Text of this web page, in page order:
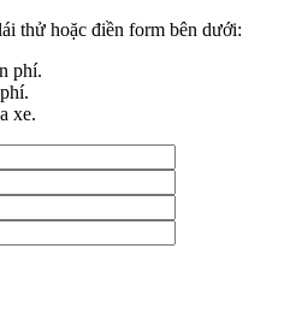
thử hoặc điền form bên dưới:
phí.
xe.